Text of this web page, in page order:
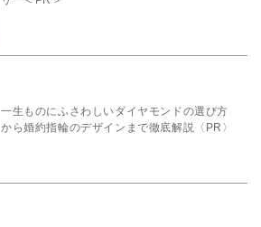
一生ものにふさわしいダイヤモンドの選び方
から婚約指輪のデザインまで徹底解説〈PR〉